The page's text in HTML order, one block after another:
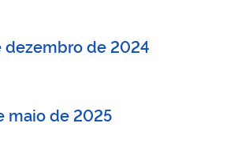
dezembro de 2024
maio de 2025